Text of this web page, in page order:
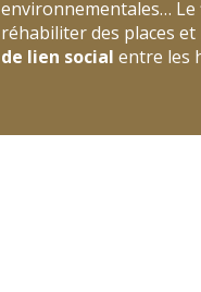
environnementales…
réhabiliter des places
de lien social entre les